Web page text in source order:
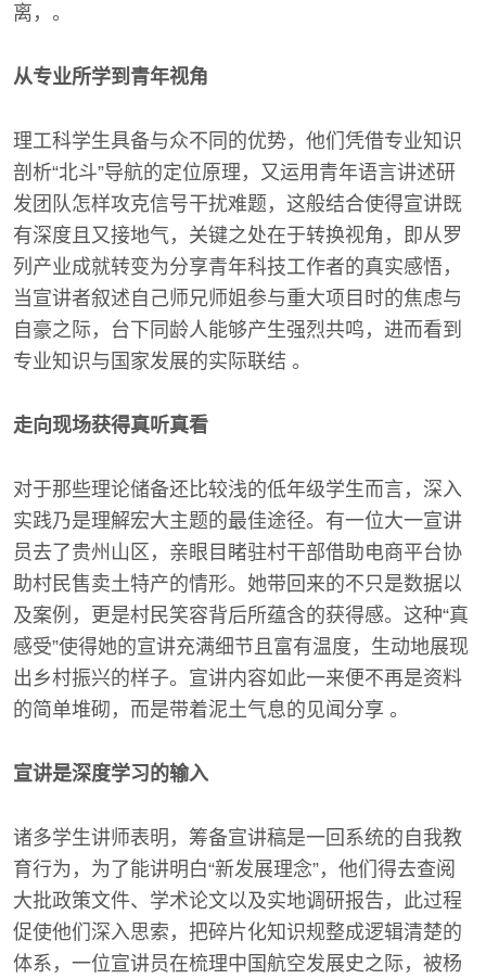
离，。
从专业所学到青年视角
理工科学生具备与众不同的优势，他们凭借专业知识
剖析“北斗”导航的定位原理，又运用青年语言讲述研
发团队怎样攻克信号干扰难题，这般结合使得宣讲既
有深度且又接地气，关键之处在于转换视角，即从罗
列产业成就转变为分享青年科技工作者的真实感悟，
当宣讲者叙述自己师兄师姐参与重大项目时的焦虑与
自豪之际，台下同龄人能够产生强烈共鸣，进而看到
专业知识与国家发展的实际联结 。
走向现场获得真听真看
对于那些理论储备还比较浅的低年级学生而言，深入
实践乃是理解宏大主题的最佳途径。有一位大一宣讲
员去了贵州山区，亲眼目睹驻村干部借助电商平台协
助村民售卖土特产的情形。她带回来的不只是数据以
及案例，更是村民笑容背后所蕴含的获得感。这种“真
感受”使得她的宣讲充满细节且富有温度，生动地展现
出乡村振兴的样子。宣讲内容如此一来便不再是资料
的简单堆砌，而是带着泥土气息的见闻分享 。
宣讲是深度学习的输入
诸多学生讲师表明，筹备宣讲稿是一回系统的自我教
育行为，为了能讲明白“新发展理念”，他们得去查阅
大批政策文件、学术论文以及实地调研报告，此过程
促使他们深入思索，把碎片化知识规整成逻辑清楚的
体系，一位宣讲员在梳理中国航空发展史之际，被杨